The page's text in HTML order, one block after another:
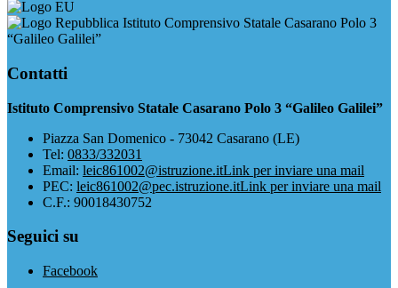
Istituto Comprensivo Statale Casarano Polo 3
“Galileo Galilei”
Contatti
Istituto Comprensivo Statale Casarano Polo 3 “Galileo Galilei”
Piazza San Domenico - 73042 Casarano (LE)
Tel: 0833/332031
Email: leic861002@istruzione.itLink per inviare una mail
PEC: leic861002@pec.istruzione.itLink per inviare una mail
C.F.: 90018430752
Seguici su
Facebook